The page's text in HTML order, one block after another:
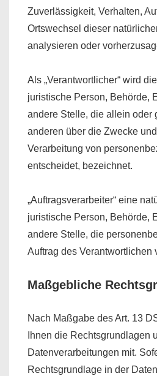
Zuverlässigkeit, Verhalten,
Ortswechsel dieser
analysieren oder
Als „Verantwortlicher“ wird
juristische Person, Behörde,
andere Stelle, die allein oder
anderen über die Zwecke
Verarbeitung von
entscheidet, bezeichnet.
„Auftragsverarbeiter“ eine
juristische Person, Behörde,
andere Stelle, die
Auftrag des Verantwortlichen
Maßgebliche
Nach Maßgabe des Art. 13
Ihnen die Rechtsgrundlagen
Datenverarbeitungen mit.
Rechtsgrundlage in der